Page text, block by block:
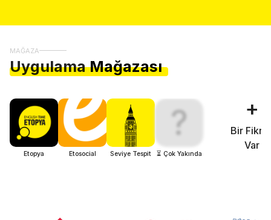
MAĞAZA
Uygulama Mağazası
Etopya Etosocial Seviye Tespit
?
⏳ Çok Yakında
+
Bir
Var